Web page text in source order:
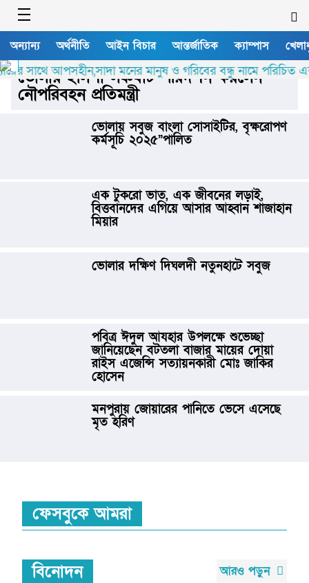
অন্যান্য অর্থনীতি আইন বিচার আন্তর্জাতিক ক্যাম্পাস
সাথে আপসহীন,সাদা মনের মানুষ ও গরিবের বন্ধু নামে পরিচিত একজন
ভোলার দক্ষিণ দিঘলদী নতুনহাটে সবুজ
পবিত্র ঈদুল আযহার উপলক্ষে শুভেচ্ছা
জানিয়েছেন বটতলা বাজার মায়ের দোয়া
রাইস এজেন্সি সত্যায়নকারী মোঃ জাকির
হোসেন
মনপুরায় জোয়ারের পানিতে ভেসে এসেছে
মৃত হরিণ
ভোলার ইলিশা লঞ্চঘাট পরিদর্শন করলেন
নৌপরিবহন প্রতিমন্ত্রী
ভোলায় সবুজ বাংলা সোসাইটির, বৃক্ষরোপণ
কর্মসূচি ২০২৫”পালিত
এক টুকরো ভাত, এক জীবনের লড়াই,
বিত্তবানদের এগিয়ে আসার আহ্বান শাজাহান
মিয়ার
ফেসবুকে আমরা
বিনোদন
আরও পড়ুন